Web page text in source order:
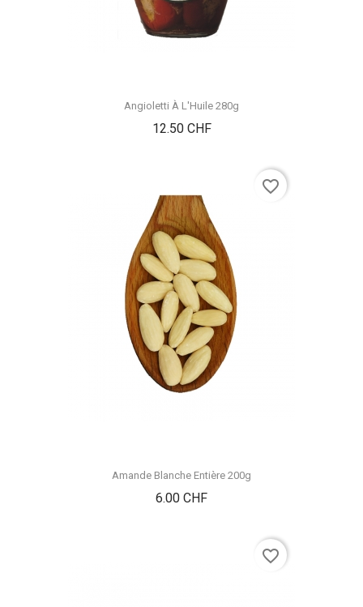
Angioletti À L'Huile 280g
12.50 CHFPrix
Amande Blanche Entière 200g
6.00 CHFPrix
favorite_border
favorite_border